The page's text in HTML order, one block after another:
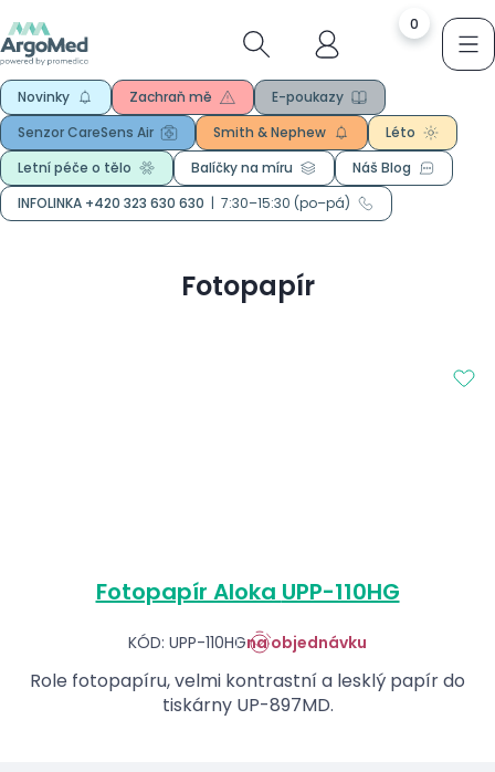
0
Novinky Zachraň mě
E-poukazy
Senzor CareSens Air
Smith & Nephew
Léto
Letní péče o tělo
Balíčky na míru
Náš Blog
INFOLINKA +420 323 630 630 | 7:30–15:30 (po–pá)
Fotopapír
Fotopapír Aloka UPP-110HG
KÓD: UPP-110HGna objednávku
Role fotopapíru, velmi kontrastní a lesklý papír do
tiskárny UP-897MD.